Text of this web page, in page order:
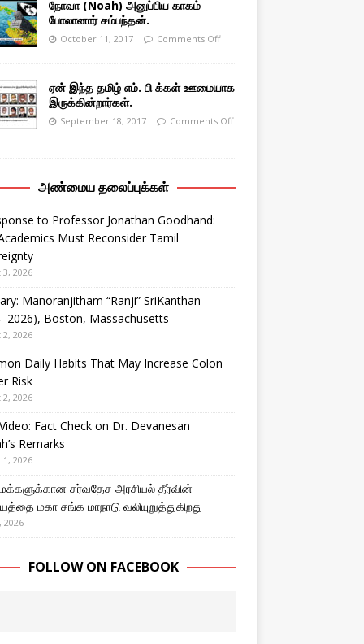
நோவா (Noah) அனுப்பிய காகம்
போலானார் சம்பந்தன்.
October 11, 2017 Comments Off
ஏன் இந்த தமிழ் எம். பி க்கள் ஊமையாக
இருக்கின்றார்கள்.
September 18, 2017 Comments Off
அண்மைய தலைப்புக்கள்
to Professor Jonathan Goodhand:
Must Reconsider Tamil
2026
Manoranjitham “Ranji” SriKanthan
Boston, Massachusetts
2026
Daily Habits That May Increase Colon
Risk
2026
Fact Check on Dr. Devanesan
Remarks
2026
சர்வதேச அரசியல் தீர்வின்
மகா சங்க மாநாடு வலியுறுத்துகிறது
2026
FOLLOW ON FACEBOOK